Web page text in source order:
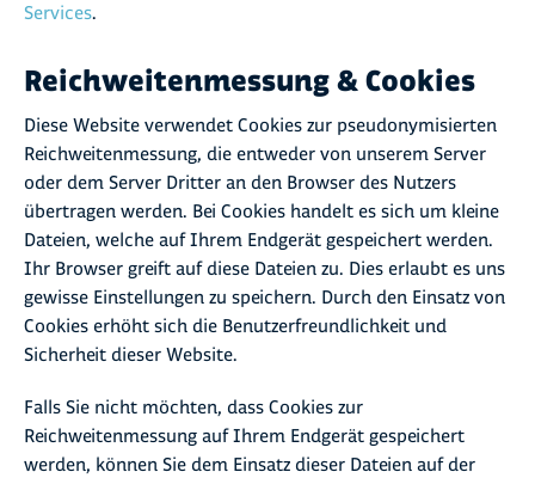
Services.
Reichweitenmessung & Cookies
Diese Website verwendet Cookies zur pseudonymisierten
Reichweitenmessung, die entweder von unserem Server
oder dem Server Dritter an den Browser des Nutzers
übertragen werden. Bei Cookies handelt es sich um kleine
Dateien, welche auf Ihrem Endgerät gespeichert werden.
Ihr Browser greift auf diese Dateien zu. Dies erlaubt es uns
gewisse Einstellungen zu speichern. Durch den Einsatz von
Cookies erhöht sich die Benutzerfreundlichkeit und
Sicherheit dieser Website.
Falls Sie nicht möchten, dass Cookies zur
Reichweitenmessung auf Ihrem Endgerät gespeichert
werden, können Sie dem Einsatz dieser Dateien auf der